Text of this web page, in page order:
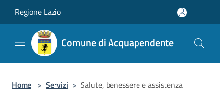
Regione Lazio
Comune di Acquapendente
Home > Servizi > Salute, benessere e assistenza